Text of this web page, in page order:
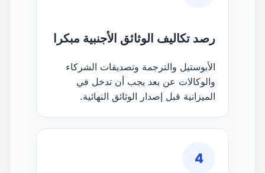
رصد تكاليف الوثائق الأجنبية مبكرا
الأبوستيل والترجمة وتصديقات الشركاء
والوكالات عن بعد يجب أن تدخل في
الميزانية قبل إصدار الوثائق النهائية.
4